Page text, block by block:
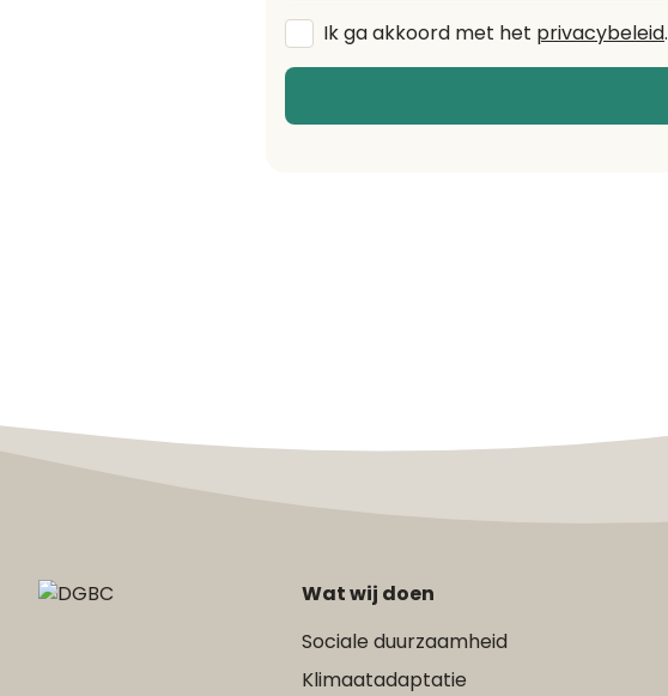
Algemene
voorwaarden*
Ik ga akkoord met het privacybeleid.
Wat wij doen
Sociale duurzaamheid
Klimaatadaptatie